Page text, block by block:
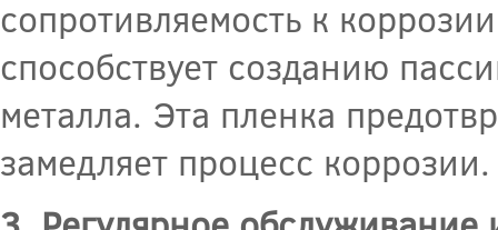
сопротивляемость к
способствует созданию
металла. Эта пленка
замедляет процесс коррозии.